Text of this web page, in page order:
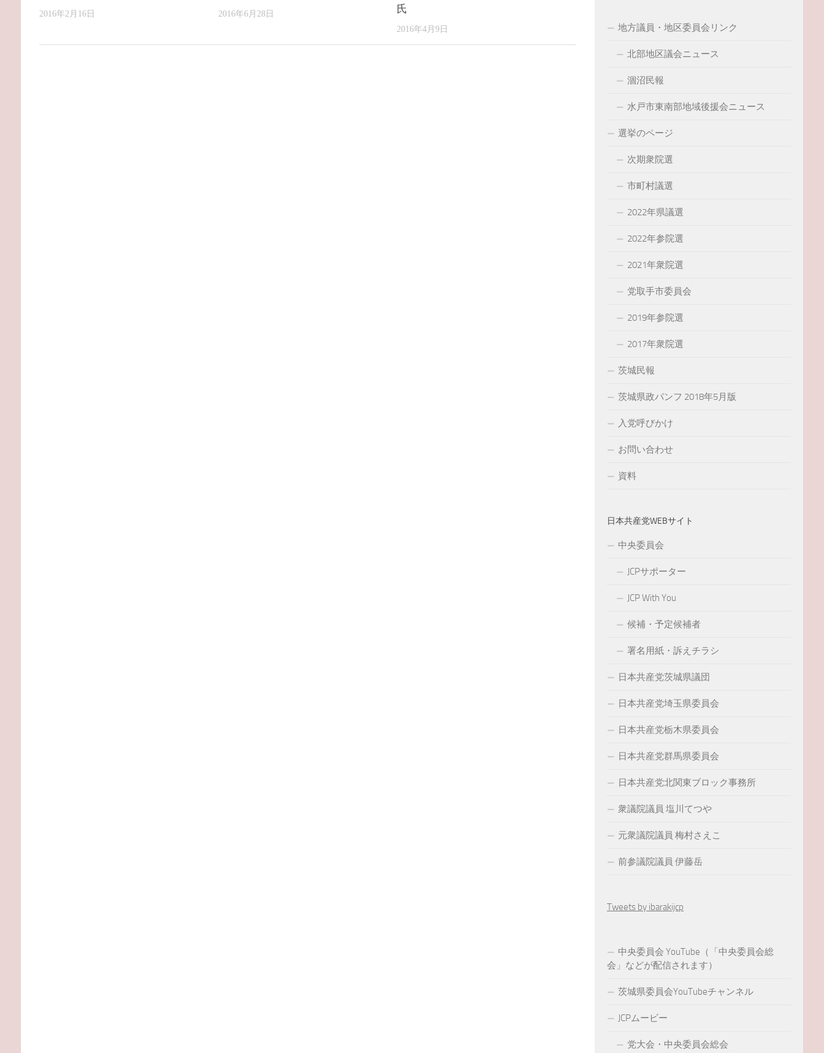
2016年2月16日 2016年6月28日
氏
2016年4月9日 地方議員・地区委員会リンク
北部地区議会ニュース
涸沼民報
水戸市東南部地域後援会ニュース
選挙のページ
次期衆院選
市町村議選
2022年県議選
2022年参院選
2021年衆院選
党取手市委員会
2019年参院選
2017年衆院選
茨城民報
茨城県政パンフ 2018年5月版
入党呼びかけ
お問い合わせ
資料
日本共産党WEBサイト
中央委員会
JCPサポーター
JCP With You
候補・予定候補者
署名用紙・訴えチラシ
日本共産党茨城県議団
日本共産党埼玉県委員会
日本共産党栃木県委員会
日本共産党群馬県委員会
日本共産党北関東ブロック事務所
衆議院議員 塩川てつや
元衆議院議員 梅村さえこ
前参議院議員 伊藤岳
Tweets by ibarakijcp
中央委員会 YouTube（「中央委員会総
会」などが配信されます）
茨城県委員会YouTubeチャンネル
JCPムービー
党大会・中央委員会総会